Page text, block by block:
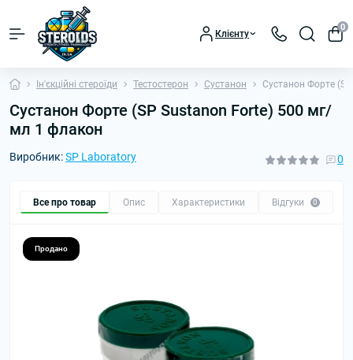
Клієнту
0
Ін'єкційні стероїди Тестостерон Сустанон Сустанон Форте
Сустанон Форте (SP Sustanon Forte) 500 мг/
мл 1 флакон
Виробник:SP Laboratory 0
Все про товар Опис Характеристики Відгуки 0
Продано